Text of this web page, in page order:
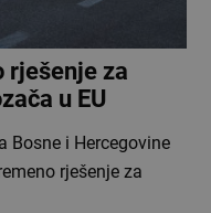
rješenje za
u EU
Bosne i Hercegovine
rješenje za